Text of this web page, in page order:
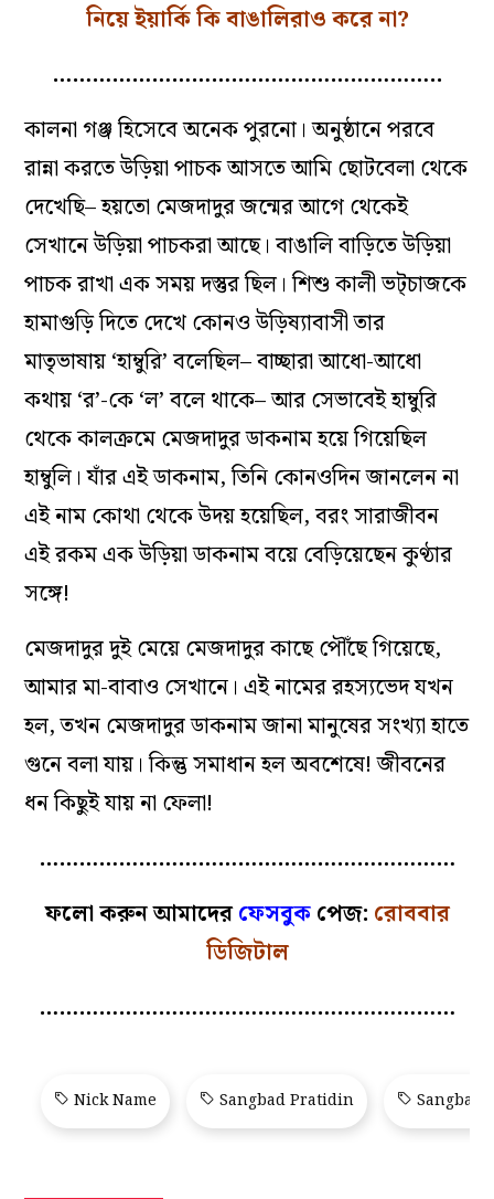
নিয়ে ইয়ার্কি কি বাঙালিরাও করে না?
…………………………………………………..
কালনা গঞ্জ হিসেবে অনেক পুরনো। অনুষ্ঠানে পরবে
রান্না করতে উড়িয়া পাচক আসতে আমি ছোটবেলা থেকে
দেখেছি– হয়তো মেজদাদুর জন্মের আগে থেকেই
সেখানে উড়িয়া পাচকরা আছে। বাঙালি বাড়িতে উড়িয়া
পাচক রাখা এক সময় দস্তুর ছিল। শিশু কালী ভট্চাজকে
হামাগুড়ি দিতে দেখে কোনও উড়িষ্যাবাসী তার
মাতৃভাষায় ‘হাম্বুরি’ বলেছিল– বাচ্ছারা আধো-আধো
কথায় ‘র’-কে ‘ল’ বলে থাকে– আর সেভাবেই হাম্বুরি
থেকে কালক্রমে মেজদাদুর ডাকনাম হয়ে গিয়েছিল
হাম্বুলি। যাঁর এই ডাকনাম, তিনি কোনওদিন জানলেন না
এই নাম কোথা থেকে উদয় হয়েছিল, বরং সারাজীবন
এই রকম এক উড়িয়া ডাকনাম বয়ে বেড়িয়েছেন কুণ্ঠার
সঙ্গে!
মেজদাদুর দুই মেয়ে মেজদাদুর কাছে পৌঁছে গিয়েছে,
আমার মা-বাবাও সেখানে। এই নামের রহস্যভেদ যখন
হল, তখন মেজদাদুর ডাকনাম জানা মানুষের সংখ্যা হাতে
গুনে বলা যায়। কিন্তু সমাধান হল অবশেষে! জীবনের
ধন কিছুই যায় না ফেলা!
………………………………………………………
ফলো করুন আমাদেরফেসবুকপেজ: রোববার
ডিজিটাল
………………………………………………………
Nick Name Sangbad Pratidin Sangbad